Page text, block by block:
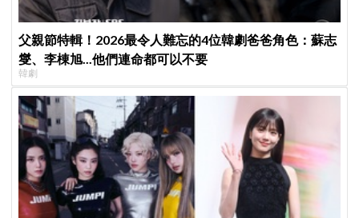
父親節特輯！2026最令人難忘的4位韓劇爸爸角色：蘇志
燮、李棟旭...他們連命都可以不要
韓劇